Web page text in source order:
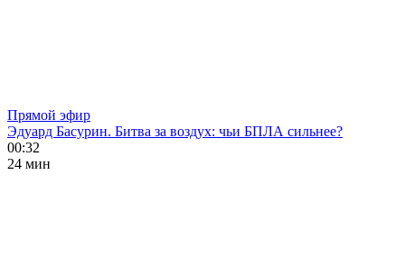
Прямой эфир
Эдуард Басурин. Битва за воздух: чьи БПЛА сильнее?
00:32
24 мин